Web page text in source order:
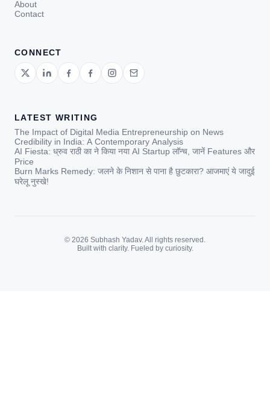
About
Contact
CONNECT
LATEST WRITING
The Impact of Digital Media Entrepreneurship on News
Credibility in India: A Contemporary Analysis
AI Fiesta: ध्रुव राठी का ने किया नया AI Startup लॉन्च, जानें Features और
Price
Burn Marks Remedy: जलने के निशान से पाना है छुटकारा? आजमाएं ये जादुई
घरेलू नुस्खे!
© 2026 Subhash Yadav. All rights reserved.
Built with clarity. Fueled by curiosity.